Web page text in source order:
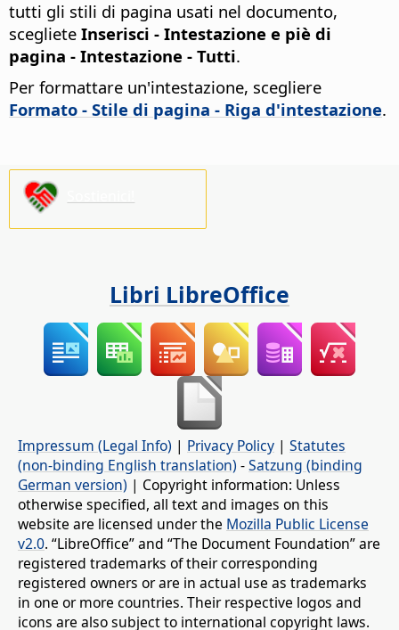
tutti gli stili di pagina usati nel documento,
scegliete Inserisci - Intestazione e piè di
pagina - Intestazione - Tutti.
Per formattare un'intestazione, scegliere
Formato - Stile di pagina - Riga d'intestazione.
Libri LibreOffice
Impressum (Legal Info) | Privacy Policy | Statutes
(non-binding English translation) -Satzung (binding
German version) | Copyright information: Unless
otherwise specified, all text and images on this
website are licensed under the Mozilla Public License
v2.0. “LibreOffice” and “The Document Foundation” are
registered trademarks of their corresponding
registered owners or are in actual use as trademarks
in one or more countries. Their respective logos and
icons are also subject to international copyright laws.